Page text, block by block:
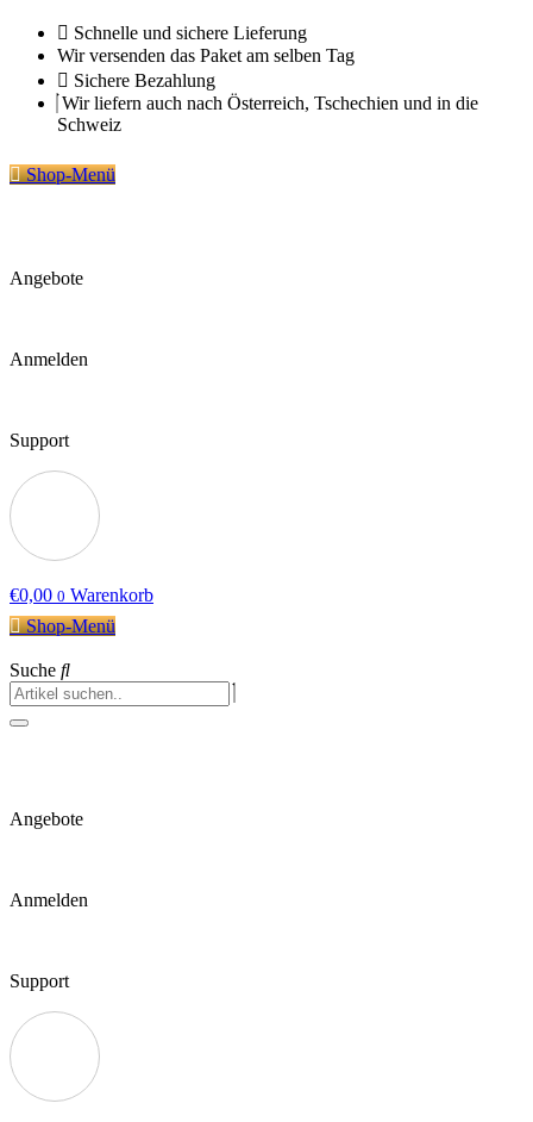
Zum
Inhalt
springen
Schnelle und sichere Lieferung
Wir versenden das Paket am selben Tag
Sichere Bezahlung
Wir liefern auch nach Österreich, Tschechien und in die
Schweiz
Shop-Menü
Angebote
Anmelden
Support
€0,00 0 Warenkorb
Shop-Menü
Suche
Angebote
Anmelden
Support